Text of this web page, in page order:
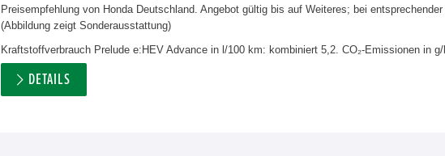
Preisempfehlung von Honda Deutschland. Angebot gültig bis auf Weiteres; bei
(Abbildung zeigt Sonderausstattung)
Kraftstoffverbrauch Prelude e:HEV Advance in l/100 km: kombiniert 5,2. CO₂-Emissionen in
DETAILS